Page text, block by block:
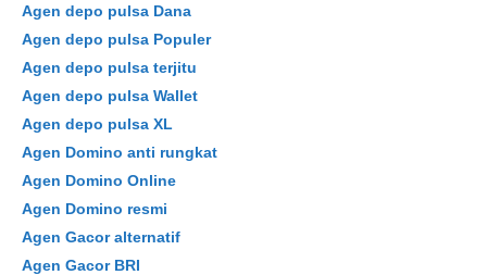
Agen depo pulsa Dana
Agen depo pulsa Populer
Agen depo pulsa terjitu
Agen depo pulsa Wallet
Agen depo pulsa XL
Agen Domino anti rungkat
Agen Domino Online
Agen Domino resmi
Agen Gacor alternatif
Agen Gacor BRI